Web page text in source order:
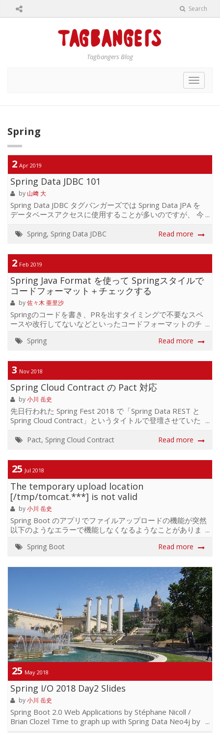
Search
Tagbangers Blog
Toggle
Spring
2 Apr 2019
Spring Data JDBC 101
by 山﨑 大
Spring Data JDBC タグバンガーズでは Spring Data JPA を
データベースアクセスに使用することが多いのですが、 今
触れて見たいと思います。 リリースされてから結構経って
高機能です。それが故に複雑になりがちです。 複雑さを生
むのは以下のような要素があるからだと言われます。 遅延
ロード エンティティのプロキシ セッション / 1st レベルキ
ャッシュ エンティティの監視 こんなに機能必要ない。そん
なときは Spring Data JDBC ...
Spring, Spring Data JDBC Read more
2 Feb 2019
Spring Java Format を使って Springスタイルで
コードフォーマット＋チェックする
by佐々木 亜里沙
Springのコードを書き、PRを出すタイミングで不要なスペ
ースや改行してないなどといったコードフォーマットのチ
があったので紹介します。 Spring Java Formatとは Spring
めに任意のJavaプロジェクトに適用できるプラグイン 詳細
はGithubにて できること： 折り返しと空白の規約を適用す
るソースフォーマッタ コードベース全体の一貫性を強化す
る(チェックスタイル) シンプルで、準備もpomに書いて実
行するだけなのでとても簡単ですが、 自社のス...
Spring Read more
3 Nov 2018
Spring Cloud Contract の Pact 対応
by小川 岳史
先日行われた Spring Fest 2018 で「Spring Data REST と
Spring Cloud Contract」というタイトルで登壇させていた
見をいただきましたので、ちょっとしたサンプルコードを
す。 https://www.slideshare.net/OgawaTakeshi/spring-
datarestandspringcloudcontract 今回のサンプルコードは
Angular で作られたフロントエンドアプリが Consumer と
して Pact を生...
Pact, Spring Cloud Contract Read more
25 Jul 2018
The temporary upload location
[/tmp/tomcat.***] is not valid
by小川 岳史
Spring Boot のアプリでファイルアップロードの機能が突然
以下のようなエラーで機能しなくなるようなことがありま
[/tmp/tomcat.4973725229945795147.5000/work/Tomcat/
projects/spring-boot/issues/5009
Spring Boot Read more
25 May 2018
Spring I/O 2018 Day2 Slides
by小川 岳史
Spring Boot 2.0 Web Applications by Stéphane Nicoll /
Brian Clozel Time to graph up with Spring Data Neo4j by